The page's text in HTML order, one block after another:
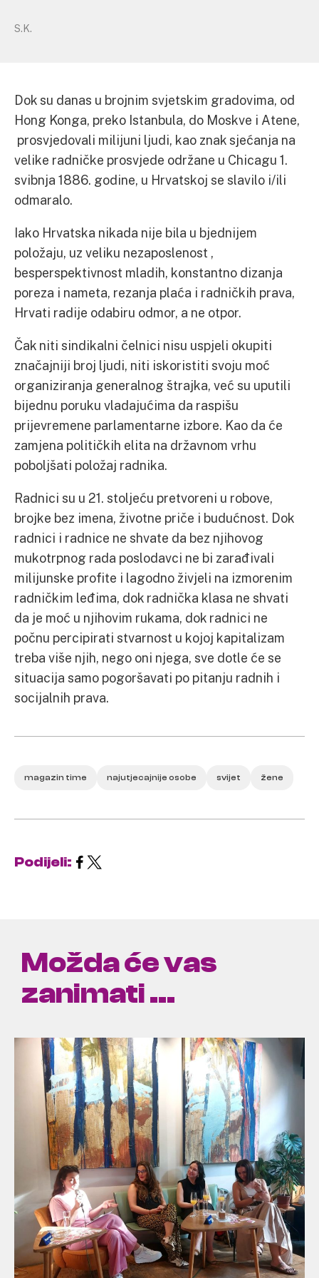
S.K.
Dok su danas u brojnim svjetskim gradovima, od
Hong Konga, preko Istanbula, do Moskve i Atene,
prosvjedovali milijuni ljudi, kao znak sjećanja na
velike radničke prosvjede održane u Chicagu 1.
svibnja 1886. godine, u Hrvatskoj se slavilo i/ili
odmaralo.
Iako Hrvatska nikada nije bila u bjednijem
položaju, uz veliku nezaposlenost ,
besperspektivnost mladih, konstantno dizanja
poreza i nameta, rezanja plaća i radničkih prava,
Hrvati radije odabiru odmor, a ne otpor.
Čak niti sindikalni čelnici nisu uspjeli okupiti
značajniji broj ljudi, niti iskoristiti svoju moć
organiziranja generalnog štrajka, već su uputili
bijednu poruku vladajućima da raspišu
prijevremene parlamentarne izbore. Kao da će
zamjena političkih elita na državnom vrhu
poboljšati položaj radnika.
Radnici su u 21. stoljeću pretvoreni u robove,
brojke bez imena, životne priče i budućnost. Dok
radnici i radnice ne shvate da bez njihovog
mukotrpnog rada poslodavci ne bi zarađivali
milijunske profite i lagodno živjeli na izmorenim
radničkim leđima, dok radnička klasa ne shvati
da je moć u njihovim rukama, dok radnici ne
počnu percipirati stvarnost u kojoj kapitalizam
treba više njih, nego oni njega, sve dotle će se
situacija samo pogoršavati po pitanju radnih i
socijalnih prava.
magazin time najutjecajnije osobe svijet žene
Podijeli:
Možda će vas
zanimati ...